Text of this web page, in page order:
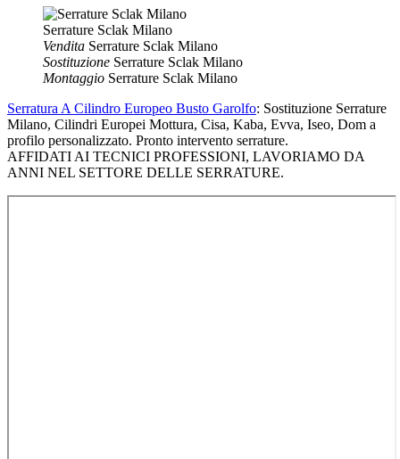
Serrature Sclak Milano
Vendita Serrature Sclak Milano
Sostituzione Serrature Sclak Milano
Montaggio Serrature Sclak Milano
Serratura A Cilindro Europeo Busto Garolfo: Sostituzione Serrature
Milano, Cilindri Europei Mottura, Cisa, Kaba, Evva, Iseo, Dom a
profilo personalizzato. Pronto intervento serrature.
AFFIDATI AI TECNICI PROFESSIONI, LAVORIAMO DA
ANNI NEL SETTORE DELLE SERRATURE.